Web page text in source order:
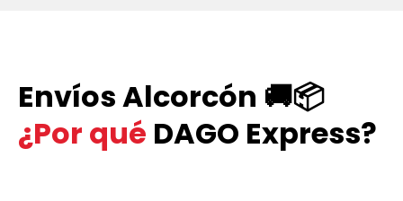
Envíos Alcorcón 🚚📦
¿Por qué DAGO Express?